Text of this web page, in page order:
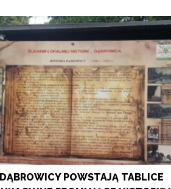
POWSTAJĄ TABLICE